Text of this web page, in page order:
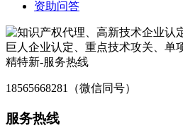
资助问答
18565668281（微信同号）
服务热线